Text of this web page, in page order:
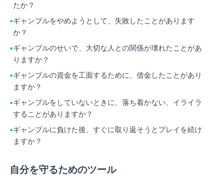
たか？
ギャンブルをやめようとして、失敗したことがあります
か？
ギャンブルのせいで、大切な人との関係が壊れたことがあ
りますか？
ギャンブルの資金を工面するために、借金したことがあり
ますか？
ギャンブルをしていないときに、落ち着かない、イライラ
することがありますか？
ギャンブルに負けた後、すぐに取り返そうとプレイを続け
ますか？
自分を守るためのツール